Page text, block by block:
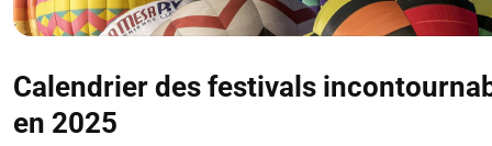
Calendrier des festivals
en 2025